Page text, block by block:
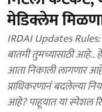
मेडिक्लेम
IRDAI Updates
बातमी तुमच्यासाठी आहे..
आता निकाली लागणार आहे... भारतीय विमा नियामक आणि
प्राधिकरणानं बदलेल्या
आहे? पाहूयात या स्पेशल